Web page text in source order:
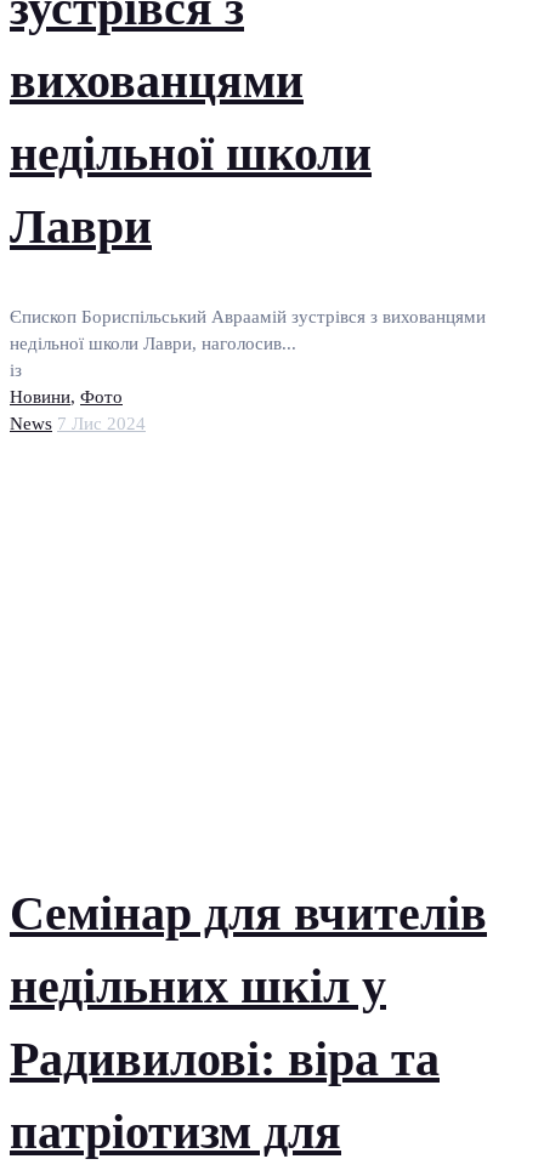
вихованцями
недільної школи
Лаври
Єпископ Бориспільський Авраамій зустрівся з вихованцями
недільної школи Лаври, наголосив...
із
Новини, Фото
News 7 Лис 2024
Семінар для вчителів
недільних шкіл у
Радивилові: віра та
патріотизм для